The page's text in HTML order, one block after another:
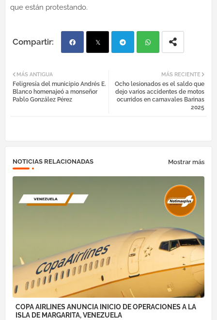
que están protestando.
ebo tter egr atsa
MÁS RECIENTE
Ocho lesionados es el saldo que
dejo varios accidentes de motos
ocurridos en carnavales Barinas
2025
MÁS ANTIGUA
Feligresía del municipio Andrés E.
Blanco homenajeó a monseñor
Pablo González Pérez
NOTICIAS RELACIONADAS Mostrar más
COPA AIRLINES ANUNCIA INICIO DE OPERACIONES A LA
ISLA DE MARGARITA, VENEZUELA